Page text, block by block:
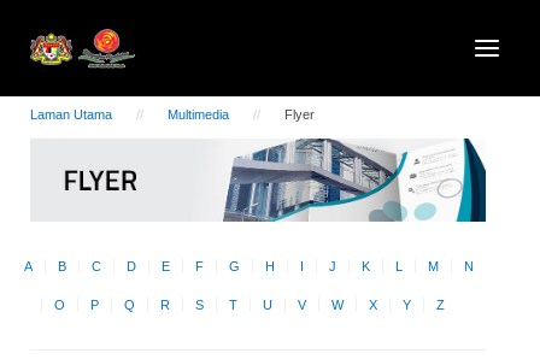
Laman Utama Multimedia Flyer
A B C D E F G H I J K L M N
O P Q R S T U V W X Y Z